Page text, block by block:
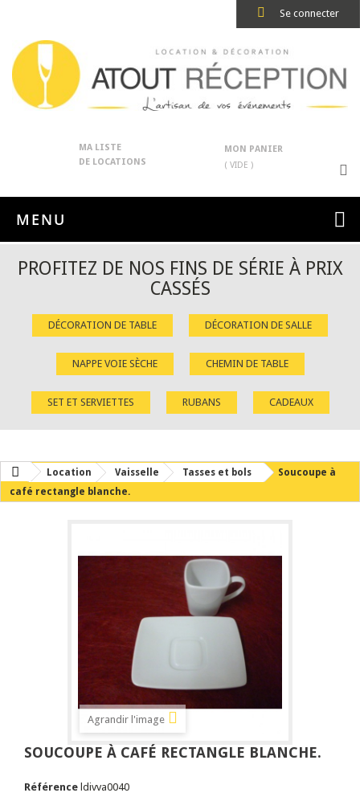
Se connecter
MA LISTE
DE LOCATIONS
MON PANIER
( VIDE )
MENU
PROFITEZ DE NOS FINS DE SÉRIE À PRIX
CASSÉS
DÉCORATION DE TABLE DÉCORATION DE SALLE
NAPPE VOIE SÈCHE CHEMIN DE TABLE
SET ET SERVIETTES RUBANS CADEAUX
Location Vaisselle Tasses et bols
Soucoupe à
café rectangle blanche.
Agrandir l'image
SOUCOUPE À CAFÉ RECTANGLE BLANCHE.
Référence ldivva0040